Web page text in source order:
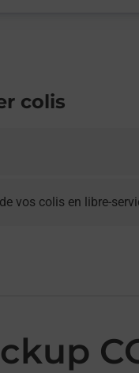
colis
vos colis en libre-